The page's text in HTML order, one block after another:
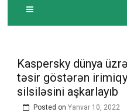
Kaspersky dünya
təsir göstərən
silsiləsini aşkarlayıb
Posted on Yanvar 10, 2022